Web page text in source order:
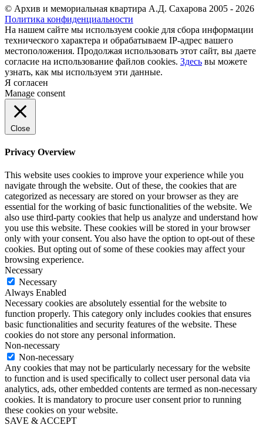
© Архив и мемориальная квартира А.Д. Сахарова 2005 - 2026
Политика конфиденциальности
На нашем сайте мы используем cookie для сбора информации
технического характера и обрабатываем IP-адрес вашего
местоположения. Продолжая использовать этот сайт, вы даете
согласие на использование файлов cookies. Здесь вы можете
узнать, как мы используем эти данные.
Я согласен
Manage consent
Close
Privacy Overview
This website uses cookies to improve your experience while you
navigate through the website. Out of these, the cookies that are
categorized as necessary are stored on your browser as they are
essential for the working of basic functionalities of the website. We
also use third-party cookies that help us analyze and understand how
you use this website. These cookies will be stored in your browser
only with your consent. You also have the option to opt-out of these
cookies. But opting out of some of these cookies may affect your
browsing experience.
Necessary
Necessary
Always Enabled
Necessary cookies are absolutely essential for the website to
function properly. This category only includes cookies that ensures
basic functionalities and security features of the website. These
cookies do not store any personal information.
Non-necessary
Non-necessary
Any cookies that may not be particularly necessary for the website
to function and is used specifically to collect user personal data via
analytics, ads, other embedded contents are termed as non-necessary
cookies. It is mandatory to procure user consent prior to running
these cookies on your website.
SAVE & ACCEPT